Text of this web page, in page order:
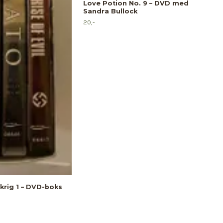
1 – DVD-boks
Love Potion No. 9 – DVD med
Sandra Bullock
20,-